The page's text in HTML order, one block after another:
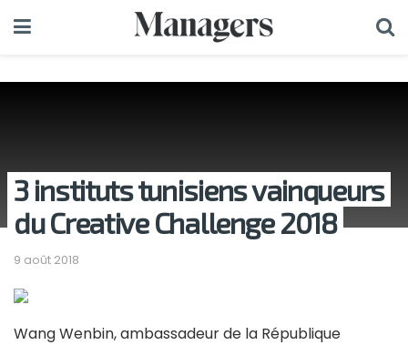
3 instituts tunisiens vainqueurs
du Creative Challenge 2018
9 août 2018
Wang Wenbin, ambassadeur de la République